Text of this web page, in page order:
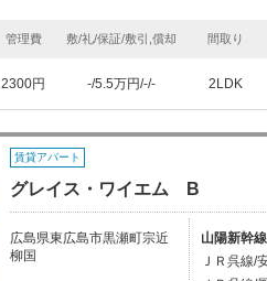
管理費 敷/礼/保証/敷引,償却 間取り
2300円 -/5.5万円/-/- 2LDK
賃貸アパート
グレイス・ワイエム B
広島県東広島市黒瀬町宗近
柳国
山陽新幹
ＪＲ呉線/